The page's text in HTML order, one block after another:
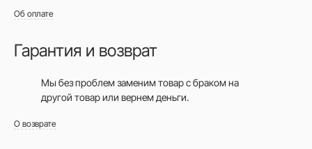
Об оплате
Гарантия и возврат
Мы без проблем заменим товар с браком на
другой товар или вернем деньги.
О возврате